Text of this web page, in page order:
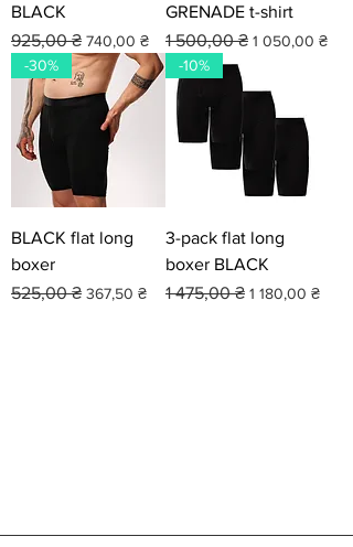
BLACK
Звичайна ціна
925,00 ₴ За розпродажем
740,00 ₴
GRENADE t-shirt
Звичайна ціна
1 500,00 ₴ За
1 050,00 ₴
-30%
BLACK flat long
boxer
Звичайна ціна
525,00 ₴ За розпродажем
367,50 ₴
-10%
3-pack flat long
boxer BLACK
Звичайна ціна
1 475,00 ₴ За
1 180,00 ₴